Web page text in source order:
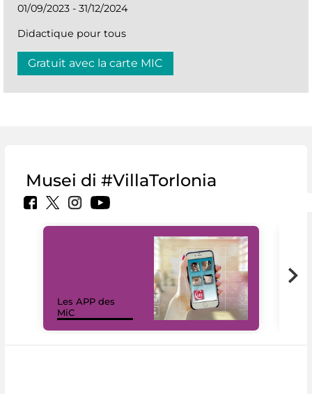
01/09/2023 - 31/12/2024
Didactique pour tous
Gratuit avec la carte MIC
Musei di #VillaTorlonia
Les APP des
MiC